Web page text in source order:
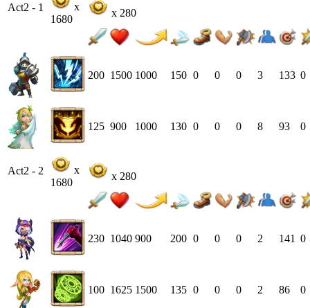
Act2 - 1
x
1680
x 280
200 1500 1000 150 0 0 0 3 133 0
125 900 1000 130 0 0 0 8 93 0
Act2 - 2
x
1680
x 280
230 1040 900 200 0 0 0 2 141 0
100 1625 1500 135 0 0 0 2 86 0